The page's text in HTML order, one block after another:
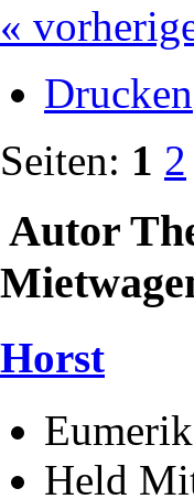
«
Drucken
Seiten: 1 2
Autor
Horst
Held